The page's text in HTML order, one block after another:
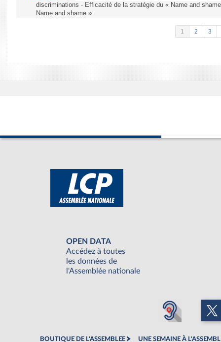
discriminations - Efficacité de la stratégie du « Name and
Name and shame »
1 2 3
OPEN DATA
Accédez à toutes
les données de
l'Assemblée nationale
BOUTIQUE DE L'ASSEMBLEE UNE SEMAINE À